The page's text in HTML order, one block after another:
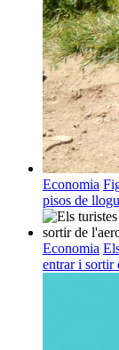
Economia
pisos de
Economia
entrar i sortir